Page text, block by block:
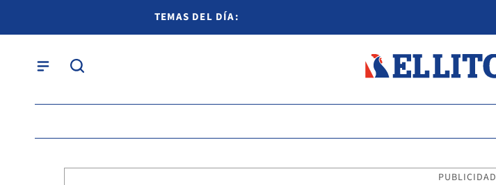
TEMAS DEL DÍA:
PUBLICIDAD